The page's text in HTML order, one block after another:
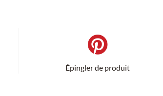
Épingler de produit